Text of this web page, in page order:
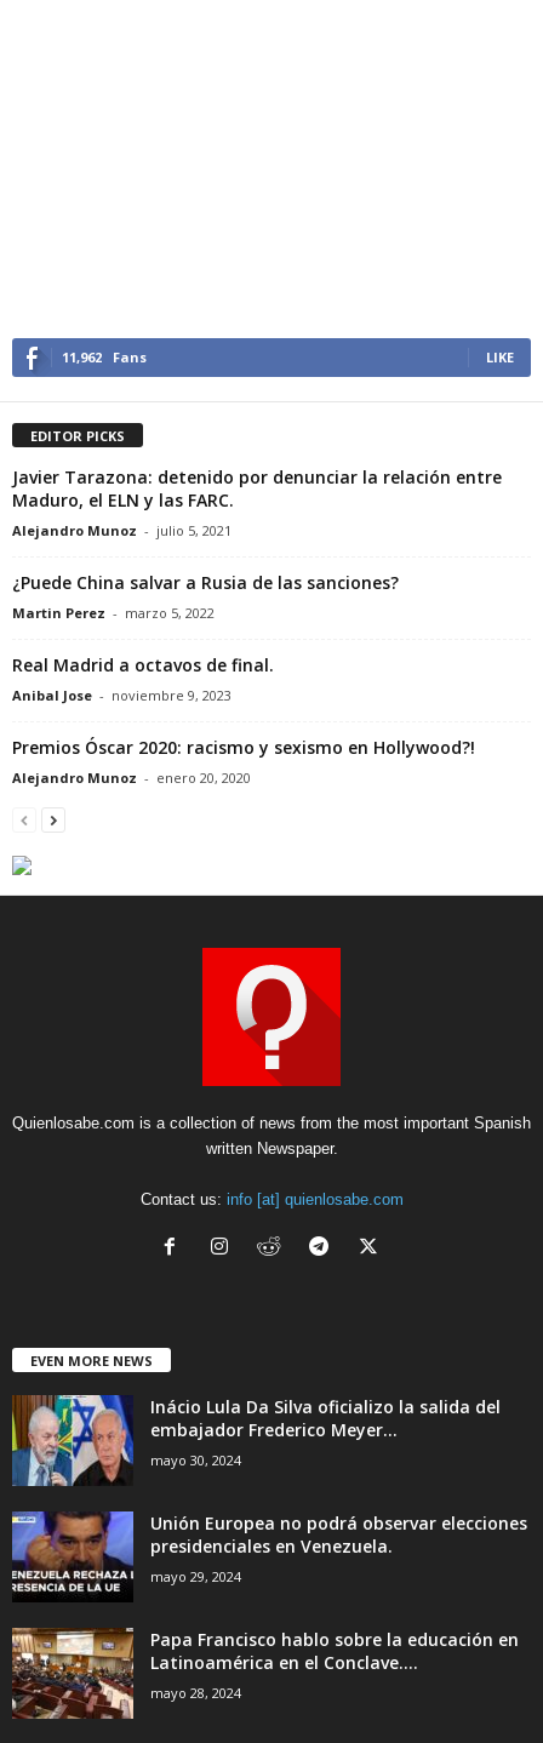
11,962 Fans LIKE
EDITOR PICKS
Javier Tarazona: detenido por denunciar la relación entre
Maduro, el ELN y las FARC.
Alejandro Munoz - julio 5, 2021
¿Puede China salvar a Rusia de las sanciones?
Martin Perez - marzo 5, 2022
Real Madrid a octavos de final.
Anibal Jose - noviembre 9, 2023
Premios Óscar 2020: racismo y sexismo en Hollywood?!
Alejandro Munoz - enero 20, 2020
Quienlosabe.com is a collection of news from the most important Spanish
written Newspaper.
Contact us: info [at] quienlosabe.com
EVEN MORE NEWS
Inácio Lula Da Silva oficializo la salida del
embajador Frederico Meyer...
mayo 30, 2024
Unión Europea no podrá observar elecciones
presidenciales en Venezuela.
mayo 29, 2024
Papa Francisco hablo sobre la educación en
Latinoamérica en el Conclave....
mayo 28, 2024